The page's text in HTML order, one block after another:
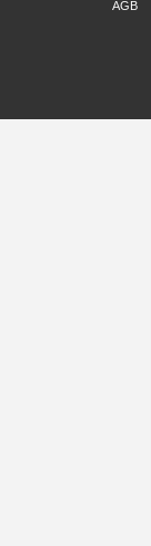
AGB